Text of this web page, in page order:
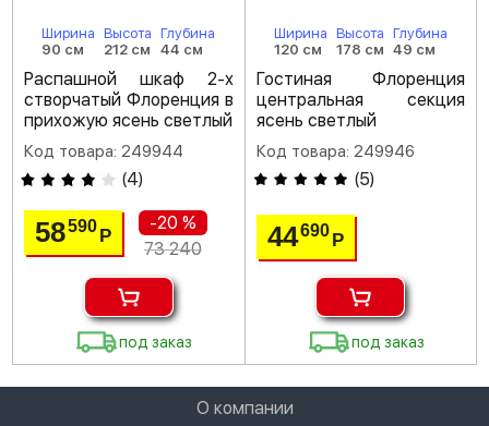
Ширина
90 см
Высота
212 см
Глубина
44 см
Распашной шкаф 2-х
створчатый Флоренция в
прихожую ясень светлый
Код товара: 249944
(4)
58590Р
-20 %
73 240
под заказ
Ширина
120 см
Высота
178 см
Глубина
49 см
Гостиная Флоренция
центральная секция
ясень светлый
Код товара: 249946
(5)
44690 Р
под заказ
О компании